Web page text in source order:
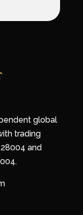
global
trading
and